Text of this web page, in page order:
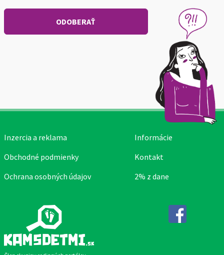
Inzercia a reklama
Obchodné podmienky
Ochrana osobných údajov
Informácie
Kontakt
2% z dane